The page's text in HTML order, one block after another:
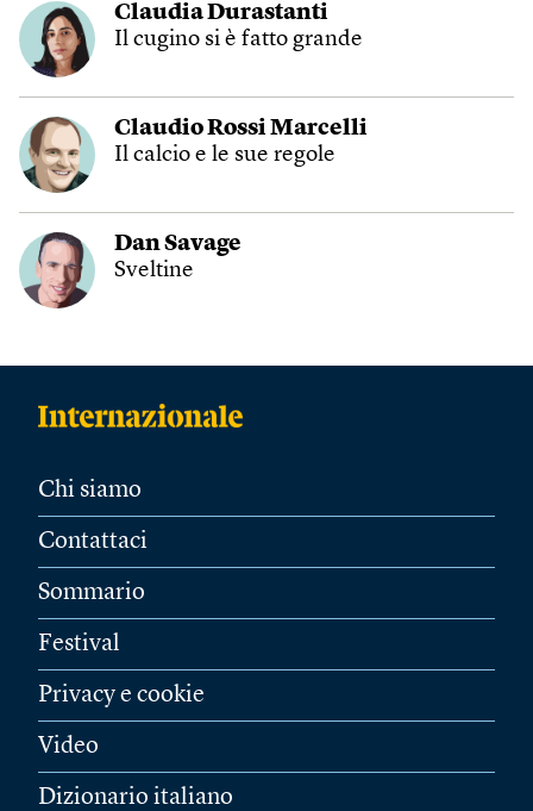
Claudia Durastanti
Il cugino si è fatto grande
Claudio Rossi Marcelli
Il calcio e le sue regole
Dan Savage
Sveltine
Chi siamo
Contattaci
Sommario
Festival
Privacy e cookie
Video
Dizionario italiano